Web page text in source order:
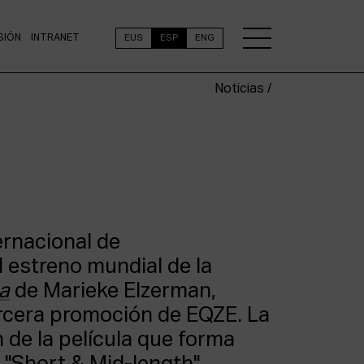
INTRANET EUS ESP ENG
Noticias /
de
estreno mundial de la
de Marieke Elzerman,
promoción de EQZE. La
la película que forma